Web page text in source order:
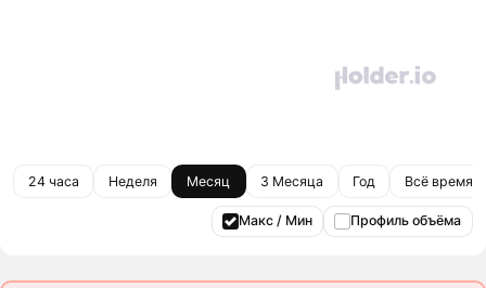
24 часа Неделя Месяц 3 Месяца Год Всё время
Макс / Мин Профиль объёма